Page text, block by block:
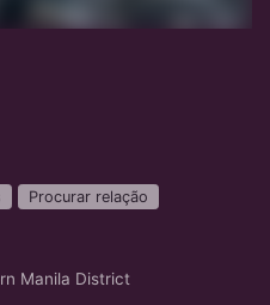
Procurar relação
Manila District